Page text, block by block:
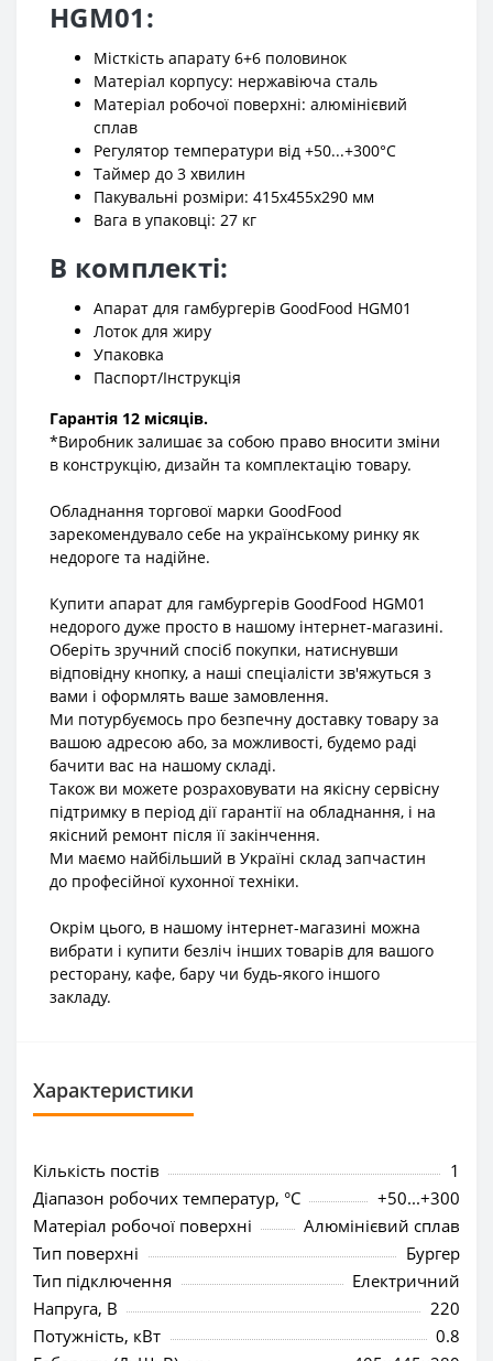
HGM01:
Місткість апарату 6+6 половинок
Матеріал корпусу: нержавіюча сталь
Матеріал робочої поверхні: алюмінієвий
сплав
Регулятор температури від +50...+300°С
Таймер до 3 хвилин
Пакувальні розміри: 415x455x290 мм
Вага в упаковці: 27 кг
В комплекті:
Апарат для гамбургерів GoodFood HGM01
Лоток для жиру
Упаковка
Паспорт/Інструкція
Гарантія 12 місяців.
*Виробник залишає за собою право вносити зміни
в конструкцію, дизайн та комплектацію товару.
Обладнання торгової марки GoodFood
зарекомендувало себе на українському ринку як
недороге та надійне.
Купити апарат для гамбургерів GoodFood HGM01
недорого дуже просто в нашому інтернет-магазині.
Оберіть зручний спосіб покупки, натиснувши
відповідну кнопку, а наші спеціалісти зв'яжуться з
вами і оформлять ваше замовлення.
Ми потурбуємось про безпечну доставку товару за
вашою адресою або, за можливості, будемо раді
бачити вас на нашому складі.
Також ви можете розраховувати на якісну сервісну
підтримку в період дії гарантії на обладнання, і на
якісний ремонт після її закінчення.
Ми маємо найбільший в Україні склад запчастин
до професійної кухонної техніки.
Окрім цього, в нашому інтернет-магазині можна
вибрати і купити безліч інших товарів для вашого
ресторану, кафе, бару чи будь-якого іншого
закладу.
Характеристики
Кількість постів
1
Діапазон робочих температур, °C
+50...+300
Матеріал робочої поверхні
Алюмінієвий сплав
Тип поверхні
Бургер
Тип підключення
Електричний
Напруга, В
220
Потужність, кВт
0.8